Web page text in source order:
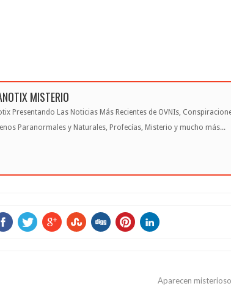
MISTERIO
Presentando Las Noticias Más Recientes de OVNIs,
Paranormales y Naturales, Profecías, Misterio y mucho más...
Aparecen